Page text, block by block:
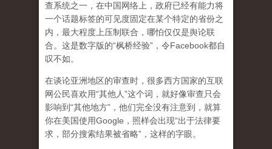
查系统之一，在中国网络上，政府已经有能力将
一个话题标签的可见度固定在某个特定的省份之
内，最大程度上压制联合 ，哪怕仅仅是舆论联
合。这是数字版的“枫桥经验”，令Facebook都自
叹不如。
在谈论亚洲地区的审查时，很多西方国家的互联
网公民喜欢用“其他人”这个词，就好像审查只会
影响到“其他地方”，他们完全没有注意到， 就算
你在美国使用Google，照样会出现“出于法律要
求，部分搜索结果被省略”，这样的字眼。